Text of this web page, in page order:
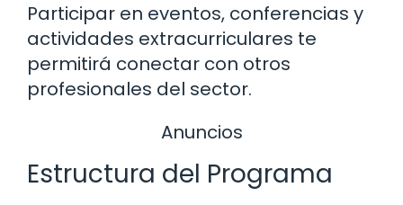
Participar en eventos, conferencias y
actividades extracurriculares te
permitirá conectar con otros
profesionales del sector.
Anuncios
Estructura del Programa